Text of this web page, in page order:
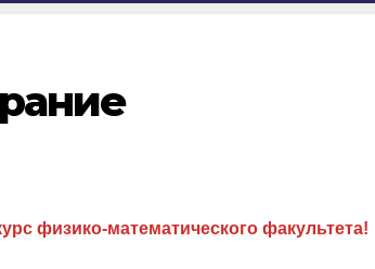
физико-математического факультета!